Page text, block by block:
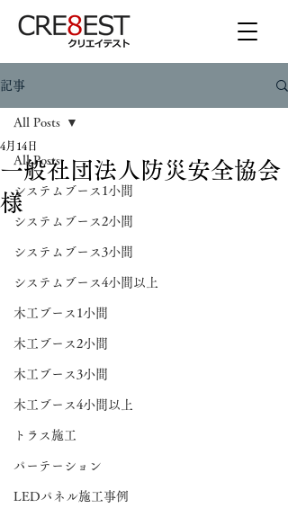
記事
All Posts
システムブース1小間
システムブース2小間
システムブース3小間
システムブース4小間以上
木工ブース1小間
木工ブース2小間
木工ブース3小間
木工ブース4小間以上
トラス施工
パーテーション
LEDパネル施工事例
All Posts
一般社団法人防災安全協会
様
4月14日